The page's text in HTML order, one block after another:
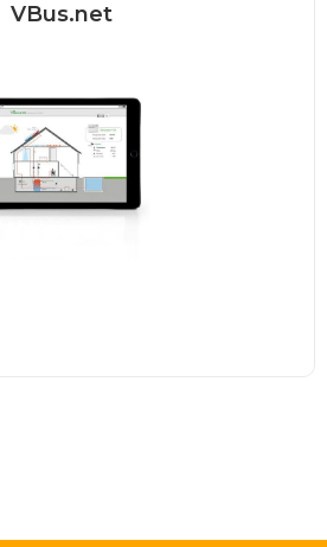
VBus.net
sve o podacima vašeg
Očekuju vas...
više